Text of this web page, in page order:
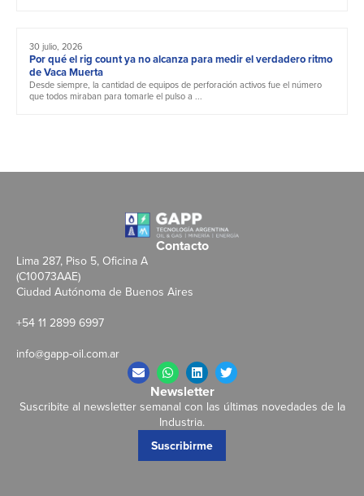
30 julio, 2026
Por qué el rig count ya no alcanza para medir el verdadero ritmo
de Vaca Muerta
Desde siempre, la cantidad de equipos de perforación activos fue el número
que todos miraban para tomarle el pulso a ...
Contacto
Lima 287, Piso 5, Oficina A
(C10073AAE)
Ciudad Autónoma de Buenos Aires
+54 11 2899 6997
info@gapp-oil.com.ar
Newsletter
Suscribite al newsletter semanal con las últimas novedades de la
Industria.
Suscribirme